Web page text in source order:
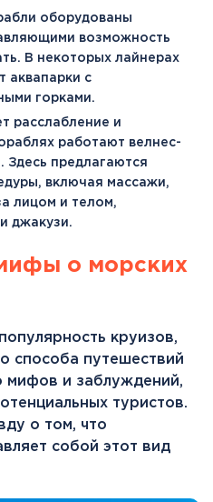
оборудованы
возможность
В некоторых лайнерах
аквапарки с
горками.
расслабление и
работают велнес-
предлагаются
включая массажи,
лицом и телом,
джакузи.
о морских
круизов,
способа путешествий
мифов и заблуждений,
туристов.
о том, что
собой этот вид